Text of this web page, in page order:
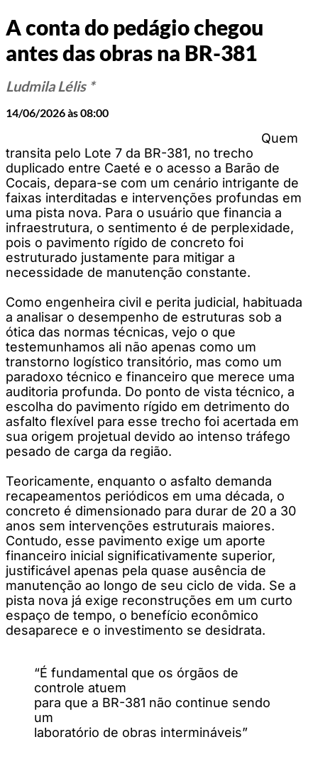
A conta do pedágio chegou
antes das obras na BR-381
Ludmila Lélis *
14/06/2026 às 08:00
Quem
transita pelo Lote 7 da BR-381, no trecho
duplicado entre Caeté e o acesso a Barão de
Cocais, depara-se com um cenário intrigante de
faixas interditadas e intervenções profundas em
uma pista nova. Para o usuário que financia a
infraestrutura, o sentimento é de perplexidade,
pois o pavimento rígido de concreto foi
estruturado justamente para mitigar a
necessidade de manutenção constante.
Como engenheira civil e perita judicial, habituada
a analisar o desempenho de estruturas sob a
ótica das normas técnicas, vejo o que
testemunhamos ali não apenas como um
transtorno logístico transitório, mas como um
paradoxo técnico e financeiro que merece uma
auditoria profunda. Do ponto de vista técnico, a
escolha do pavimento rígido em detrimento do
asfalto flexível para esse trecho foi acertada em
sua origem projetual devido ao intenso tráfego
pesado de carga da região.
Teoricamente, enquanto o asfalto demanda
recapeamentos periódicos em uma década, o
concreto é dimensionado para durar de 20 a 30
anos sem intervenções estruturais maiores.
Contudo, esse pavimento exige um aporte
financeiro inicial significativamente superior,
justificável apenas pela quase ausência de
manutenção ao longo de seu ciclo de vida. Se a
pista nova já exige reconstruções em um curto
espaço de tempo, o benefício econômico
desaparece e o investimento se desidrata.
“É fundamental que os órgãos de
controle atuem
para que a BR-381 não continue sendo
um
laboratório de obras intermináveis”